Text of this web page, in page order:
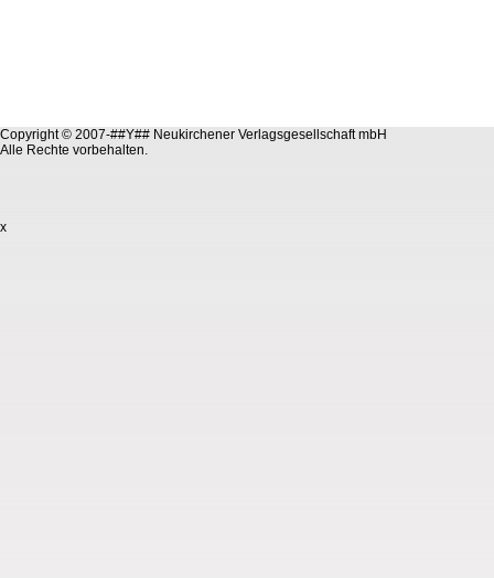
Copyright © 2007-##Y## Neukirchener Verlagsgesellschaft mbH
Alle Rechte vorbehalten.
x